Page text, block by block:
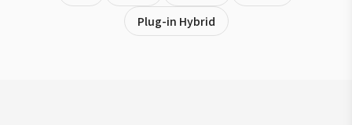
Plug-in Hybrid